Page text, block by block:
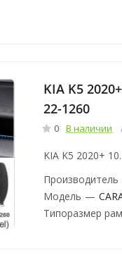
KIA K5
22-1260
0 В наличии
KIA K5 2020+
Производитель
Модель —
Типоразмер